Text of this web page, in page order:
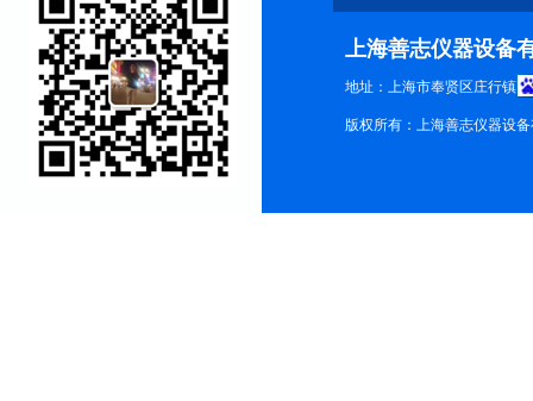
上海善志仪器设备
地址：上海市奉贤区庄行镇
版权所有：上海善志仪器设